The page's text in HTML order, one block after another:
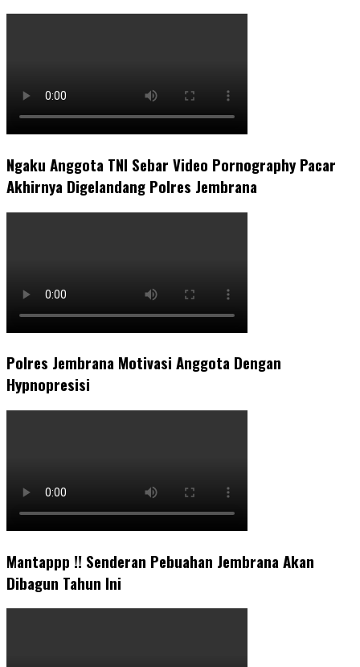
Ngaku Anggota TNI Sebar Video Pornography Pacar
Akhirnya Digelandang Polres Jembrana
Polres Jembrana Motivasi Anggota Dengan
Hypnopresisi
Mantappp !! Senderan Pebuahan Jembrana Akan
Dibagun Tahun Ini